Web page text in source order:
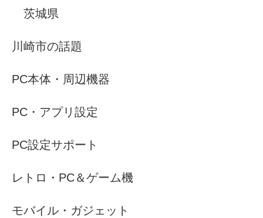
茨城県
川崎市の話題
PC本体・周辺機器
PC・アプリ設定
PC設定サポート
レトロ・PC＆ゲーム機
モバイル・ガジェット